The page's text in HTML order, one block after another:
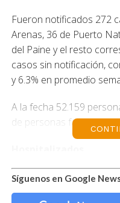
Fueron notificados 272
Arenas, 36 de Puerto
del Paine y el resto
casos sin notificación,
y 6.3% en promedio
A la fecha 52.159
de personas fallecidas
De 301 pacientes
positivos a covid-19 lo
Síguenos en Google